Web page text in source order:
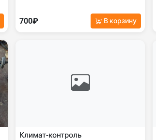
700₽ В корзину
Климат-контроль